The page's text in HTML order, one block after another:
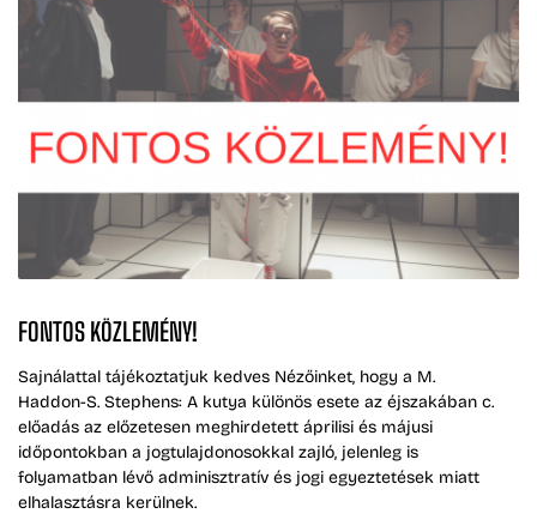
FONTOS KÖZLEMÉNY!
Sajnálattal tájékoztatjuk kedves Nézőinket, hogy a M.
Haddon-S. Stephens: A kutya különös esete az éjszakában c.
előadás az előzetesen meghirdetett áprilisi és májusi
időpontokban a jogtulajdonosokkal zajló, jelenleg is
folyamatban lévő adminisztratív és jogi egyeztetések miatt
elhalasztásra kerülnek.